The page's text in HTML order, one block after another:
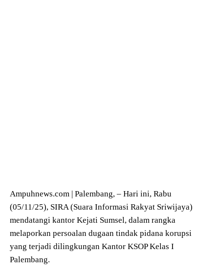
Ampuhnews.com | Palembang, – Hari ini, Rabu
(05/11/25), SIRA (Suara Informasi Rakyat Sriwijaya)
mendatangi kantor Kejati Sumsel, dalam rangka
melaporkan persoalan dugaan tindak pidana korupsi
yang terjadi dilingkungan Kantor KSOP Kelas I
Palembang.